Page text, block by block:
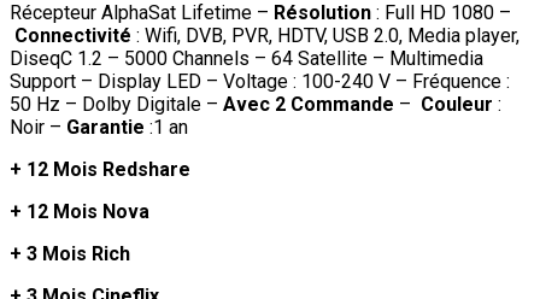
Récepteur AlphaSat Lifetime – Résolution : Full HD 1080 –
Connectivité : Wifi, DVB, PVR, HDTV, USB 2.0, Media player,
DiseqC 1.2 – 5000 Channels – 64 Satellite – Multimedia
Support – Display LED – Voltage : 100-240 V – Fréquence :
50 Hz – Dolby Digitale – Avec 2 Commande – Couleur :
Noir – Garantie :1 an
+ 12 Mois Redshare
+ 12 Mois Nova
+ 3 Mois Rich